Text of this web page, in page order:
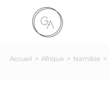
Accueil > Afrique > Namibie >